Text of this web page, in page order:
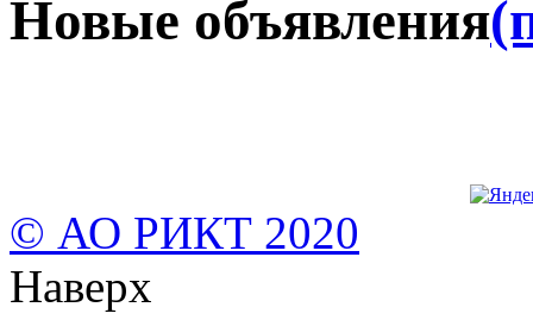
Новые объявления
© АО РИКТ 2020
Наверх